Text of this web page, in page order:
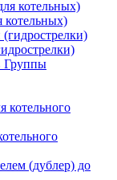
котельных)
Группы